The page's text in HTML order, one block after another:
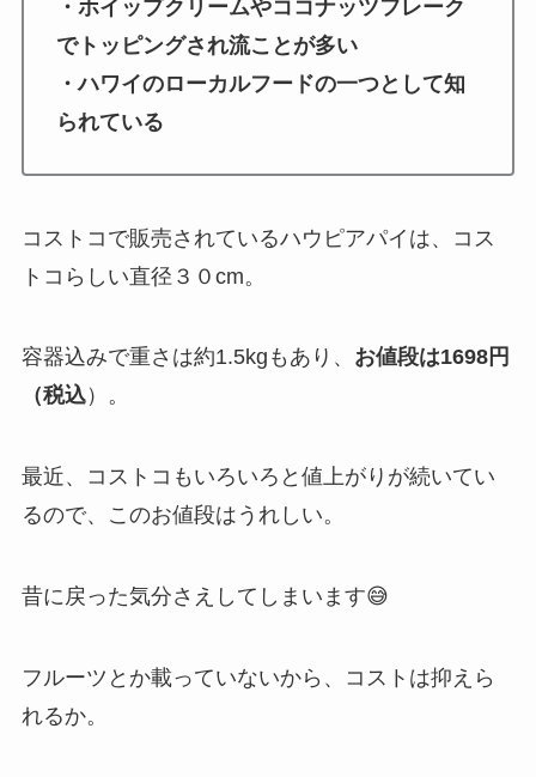
・ホイップクリームやココナッツフレーク
でトッピングされ流ことが多い
・ハワイのローカルフードの一つとして知
られている
コストコで販売されているハウピアパイは、コス
トコらしい直径３０cm。
容器込みで重さは約1.5kgもあり、 お値段は1698円
（税込）。
最近、コストコもいろいろと値上がりが続いてい
るので、このお値段はうれしい。
昔に戻った気分さえしてしまいます😅
フルーツとか載っていないから、コストは抑えら
れるか。